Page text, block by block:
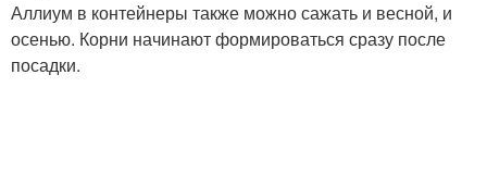
Аллиум в контейнеры также можно сажать и весной, и
осенью. Корни начинают формироваться сразу после
посадки.